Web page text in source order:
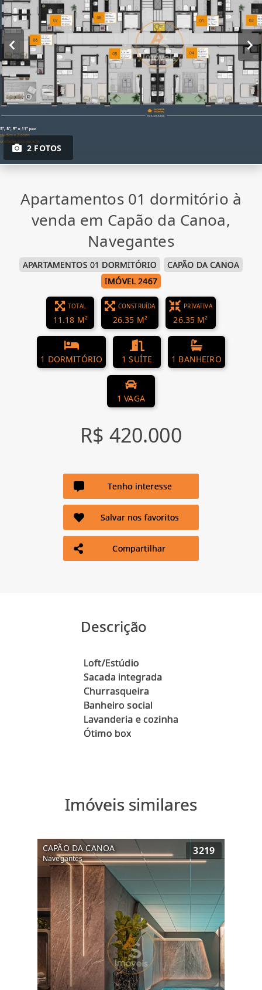
2 FOTOS
Apartamentos 01 dormitório à
venda em Capão da Canoa,
Navegantes
APARTAMENTOS 01 DORMITÓRIO
CAPÃO DA CANOA
IMÓVEL 2467
TOTAL
11.18 M²
CONSTRUÍDA
26.35 M²
PRIVATIVA
26.35 M²
1 DORMITÓRIO 1 SUÍTE 1 BANHEIRO
1 VAGA
R$ 420.000
Tenho interesse
Salvar nos favoritos
Compartilhar
Descrição
Loft/Estúdio
Sacada integrada
Churrasqueira
Banheiro social
Lavanderia e cozinha
Imóveis similares
CAPÃO DA CANOA
Navegantes
3219